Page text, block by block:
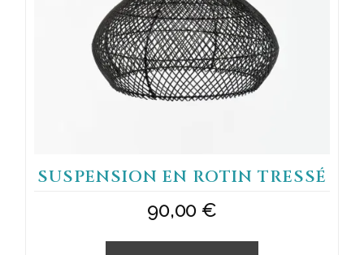
SUSPENSION EN ROTIN TRESSÉ
90,00 €